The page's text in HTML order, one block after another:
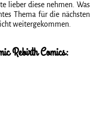
lieber diese nehmen. Was
Thema für die nächsten
weitergekommen.
Rebirth Comics: